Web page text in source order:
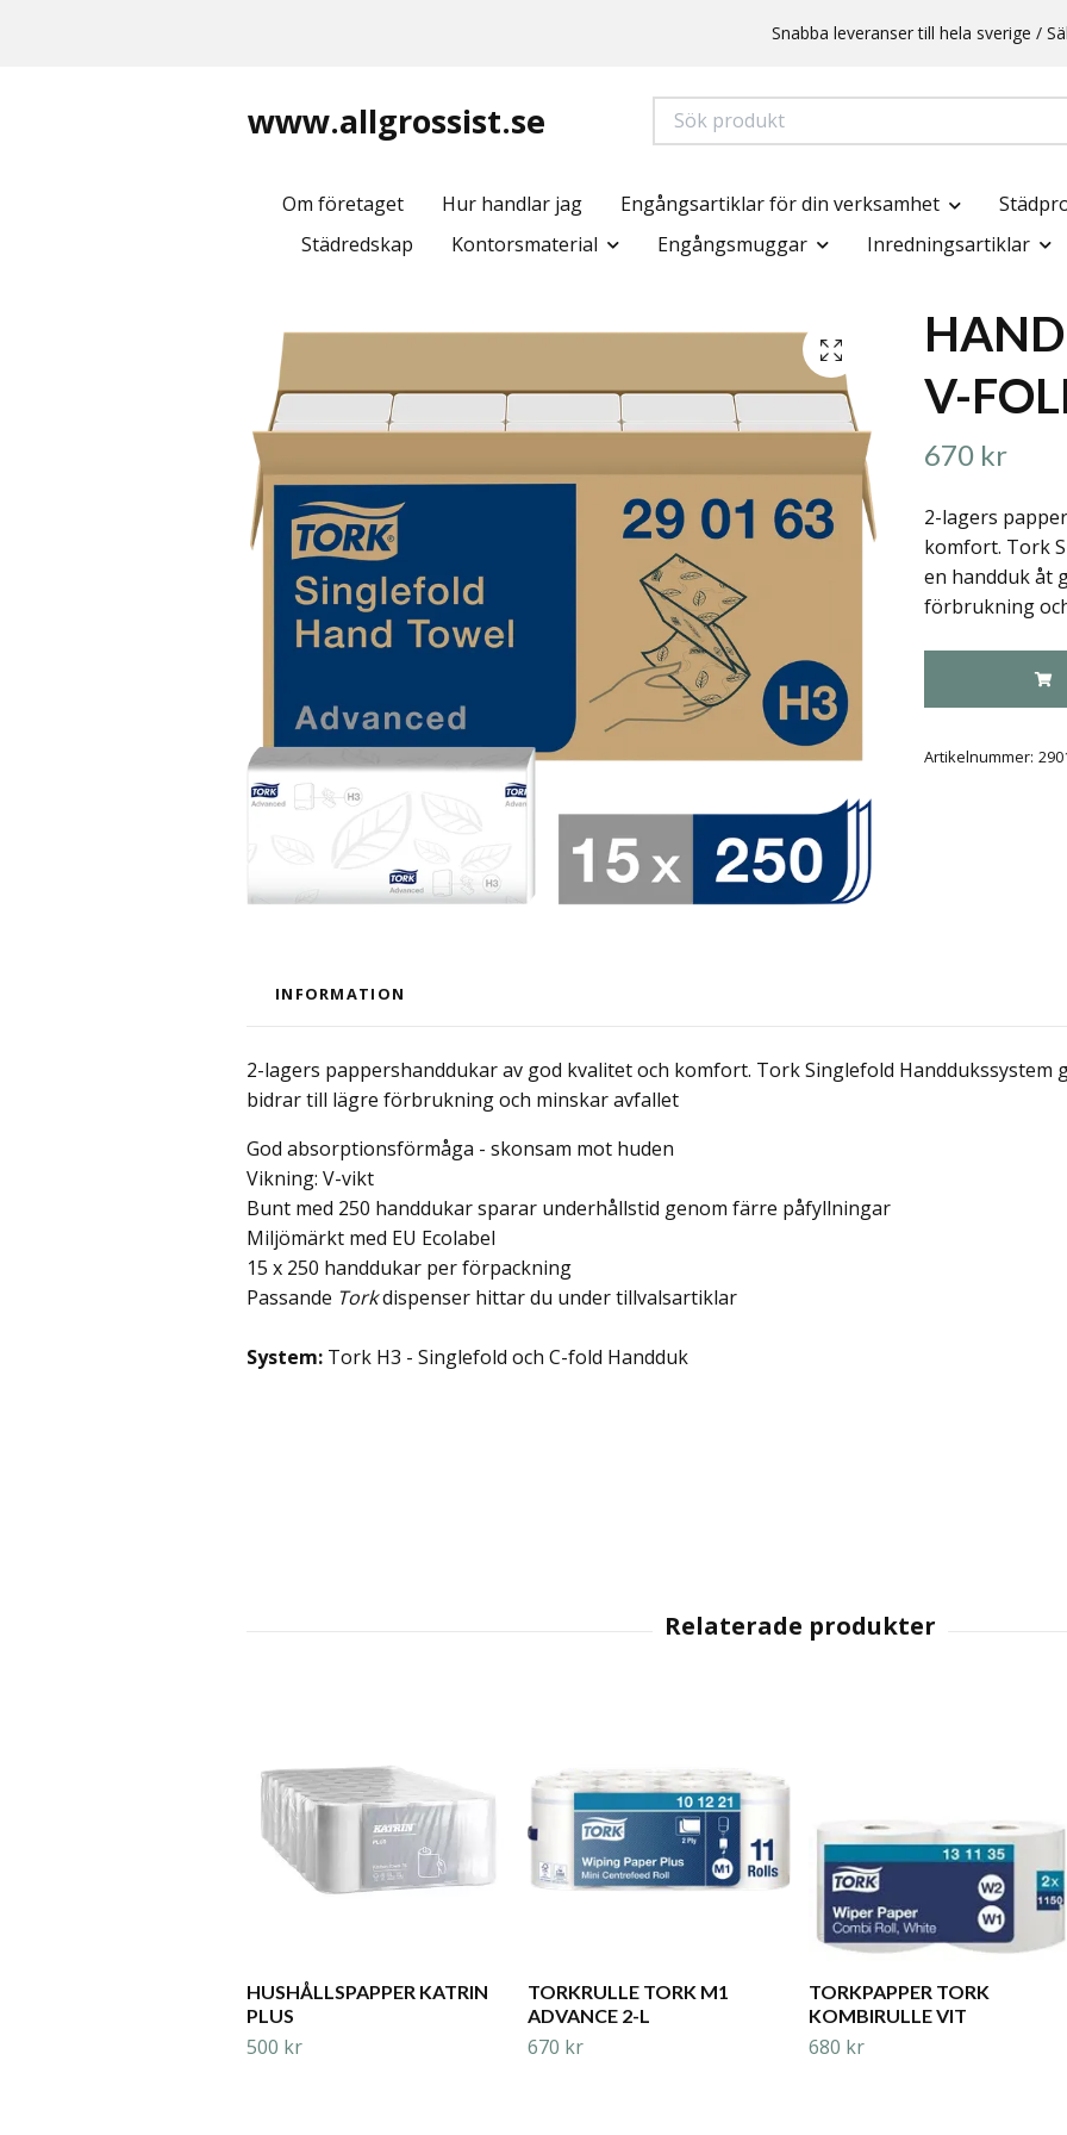
Snabba leveranser till hela sverige /
www.allgrossist.se
Om företaget Hur handlar jag Engångsartiklar för din verksamhet
Städredskap
Kontorsmaterial Engångsmuggar Inredningsartiklar
V-
670 kr
2-lagers
komfort. Tork
en handduk åt
förbrukning
Artikelnummer:
INFORMATION
2-lagers pappershanddukar av god kvalitet och komfort. Tork Singlefold Handdukssystem
bidrar till lägre förbrukning och minskar avfallet
God absorptionsförmåga - skonsam mot huden
Vikning: V-vikt
Bunt med 250 handdukar sparar underhållstid genom färre påfyllningar
Miljömärkt med EU Ecolabel
15 x 250 handdukar per förpackning
Passande Torkdispenser hittar du under tillvalsartiklar
System: Tork H3 - Singlefold och C-fold Handduk
HUSHÅLLSPAPPER KATRIN
PLUS
500 kr
TORKRULLE TORK M1
ADVANCE 2-L
670 kr
TORKPAPPER TORK
KOMBIRULLE VIT
680 kr